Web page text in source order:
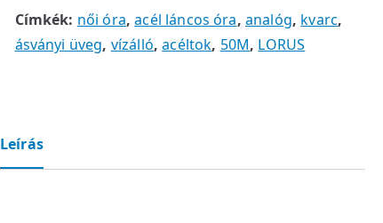
Címkék: női óra,acél láncos óra, analóg, kvarc,
ásványi üveg, vízálló,acéltok, 50M, LORUS
Leírás